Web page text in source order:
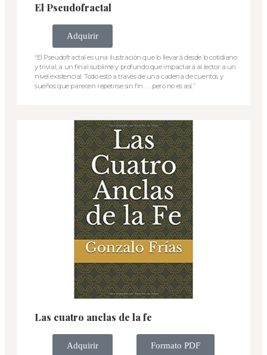
El Pseudofractal
Adquirir
“El Pseudofractal es una ilustración que lo llevará desde lo cotidiano
y trivial, a un final sublime y profundo que impactará al lector a un
nivel existencial. Todo esto a través de una cadena de cuentos y
sueños que parecen repetirse sin fin . . . pero no es así.”
Las cuatro anclas de la fe
Adquirir Formato PDF